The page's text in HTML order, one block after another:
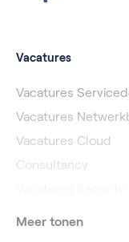
Vacatures
Vacatures
Vacatures
Vacatures Cloud
Consultancy
Meer tonen